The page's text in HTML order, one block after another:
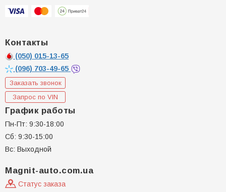
Контакты
(050) 015-13-65
(096) 703-49-65
Заказать звонок
Запрос по VIN
График работы
Пн-Пт: 9:30-18:00
Сб: 9:30-15:00
Вс: Выходной
Magnit-auto.com.ua
Статус заказа